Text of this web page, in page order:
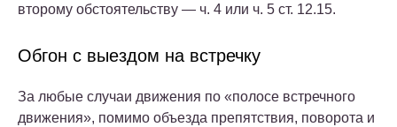
второму обстоятельству — ч. 4 или ч. 5 ст. 12.15.
Обгон с выездом на встречку
За любые случаи движения по «полосе встречного
движения», помимо объезда препятствия, поворота и